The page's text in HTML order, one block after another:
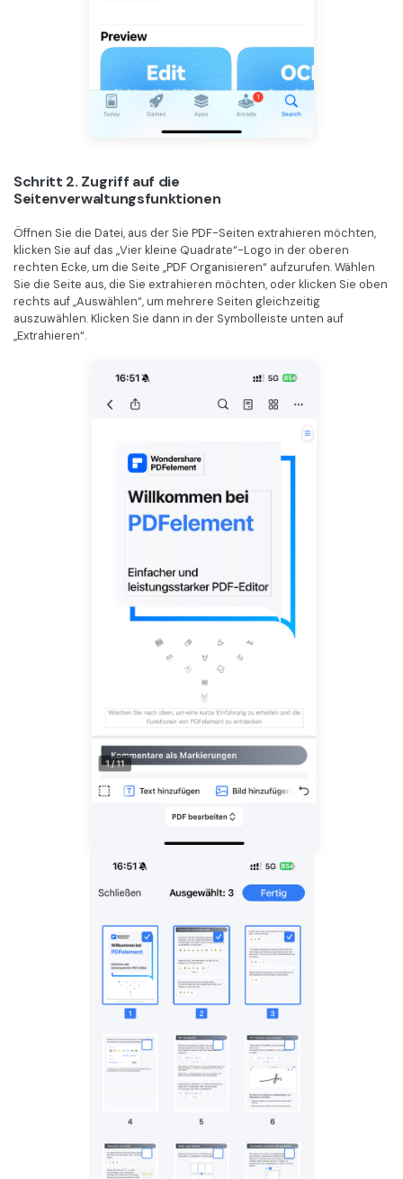
Schritt 2. Zugriff auf die
Seitenverwaltungsfunktionen
Öffnen Sie die Datei, aus der Sie PDF-Seiten extrahieren möchten,
klicken Sie auf das „Vier kleine Quadrate“-Logo in der oberen
rechten Ecke, um die Seite „PDF Organisieren“ aufzurufen. Wählen
Sie die Seite aus, die Sie extrahieren möchten, oder klicken Sie oben
rechts auf „Auswählen“, um mehrere Seiten gleichzeitig
auszuwählen. Klicken Sie dann in der Symbolleiste unten auf
„Extrahieren“.